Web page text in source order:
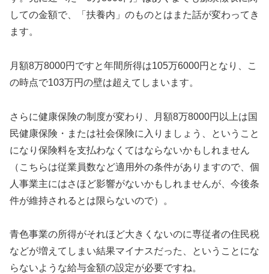
しての金額で、「扶養内」のものとはまた話が変わってき
ます。
月額8万8000円ですと年間所得は105万6000円となり、こ
の時点で103万円の壁は超えてしまいます。
さらに健康保険の制度が変わり、月額8万8000円以上は国
民健康保険・または社会保険に入りましょう、ということ
になり保険料を支払わなくてはならないかもしれません
（こちらは従業員数など適用外の条件がありますので、個
人事業主にはさほど影響がないかもしれませんが、今後条
件が維持されるとは限らないので）。
青色事業の所得がそれほど大きくないのに専従者の住民税
などが増えてしまい結果マイナスだった、ということにな
らないような給与金額の設定が必要ですね。